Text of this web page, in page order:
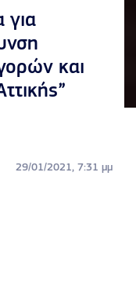
για
και
29/01/2021, 7:31 μμ